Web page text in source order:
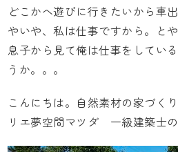
どこかへ遊びに行きたいから車
やいや、私は仕事ですから。と
息子から見て俺は仕事をしてい
うか。。。
こんにちは。自然素材の家づく
リエ夢空間マツダ 一級建築士の